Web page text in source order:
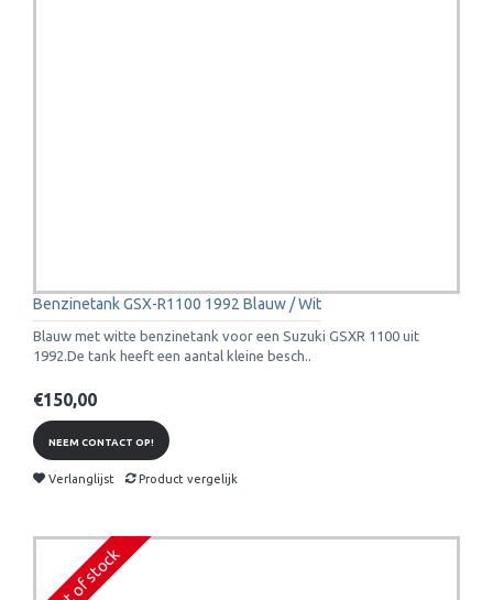
Benzinetank GSX-R1100 1992 Blauw / Wit
Blauw met witte benzinetank voor een Suzuki GSXR 1100 uit
1992.De tank heeft een aantal kleine besch..
€150,00
NEEM CONTACT OP!
Verlanglijst Product vergelijk
Out of stock